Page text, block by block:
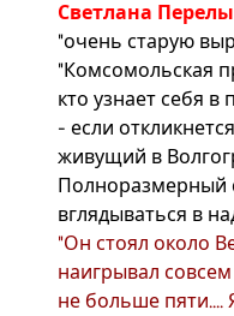
Светлана
"очень старую
"Комсомольская
кто узнает себя
- если
живущий в
Полноразмерный
вглядываться в
"Он стоял около
наигрывал
не больше пяти....